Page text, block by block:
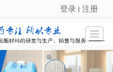
很遗憾，因您的浏览器版本过低导致无法获得最佳浏览体验，推荐下载安装谷歌浏览器！
登录 丨 注册
荣誉资质工程案例留言反馈